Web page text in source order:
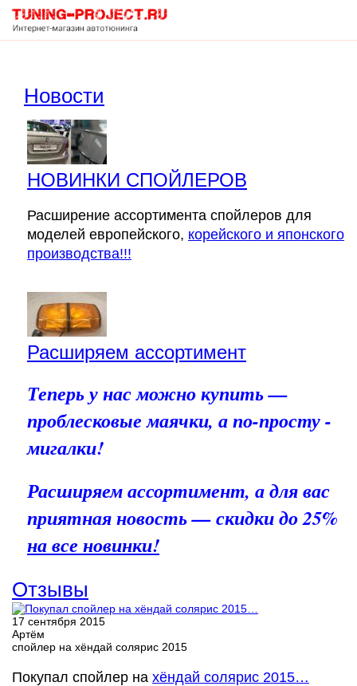
Корзина
пуста
Новости
НОВИНКИ СПОЙЛЕРОВ
Расширение ассортимента спойлеров для
моделей европейского, корейского и японского
производства!!!
Расширяем ассортимент
Теперь у нас можно купить —
проблесковые маячки, а по-просту -
мигалки!
Расширяем ассортимент, а для вас
приятная новость — скидки до 25%
на все новинки!
Отзывы
17 сентября 2015
Артём
спойлер на хёндай солярис 2015
Покупал спойлер на хёндай солярис 2015…